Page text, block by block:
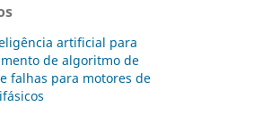
artificial para
de algoritmo de
falhas para motores de